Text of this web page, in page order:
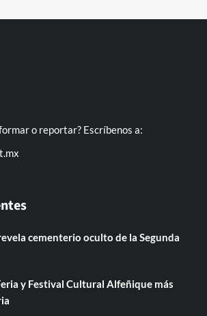
o reportar? Escríbenos a:
cementerio oculto de la Segunda
y Festival Cultural Alfeñique más